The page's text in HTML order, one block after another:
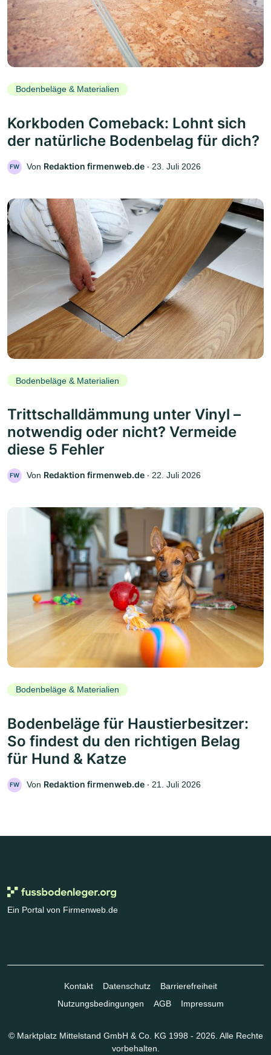
Bodenbeläge & Materialien
Korkboden Comeback: Lohnt sich
der natürliche Bodenbelag für dich?
FW Von Redaktion firmenweb.de ‧ 23. Juli 2026
Bodenbeläge & Materialien
Trittschalldämmung unter Vinyl –
notwendig oder nicht? Vermeide
diese 5 Fehler
FW Von Redaktion firmenweb.de ‧ 22. Juli 2026
Bodenbeläge & Materialien
Bodenbeläge für Haustierbesitzer:
So findest du den richtigen Belag
für Hund & Katze
FW Von Redaktion firmenweb.de ‧ 21. Juli 2026
Ein Portal von Firmenweb.de
Kontakt Datenschutz
Barrierefreiheit
Nutzungsbedingungen
AGB Impressum
© Marktplatz Mittelstand GmbH & Co. KG 1998 - 2026. Alle Rechte
vorbehalten.